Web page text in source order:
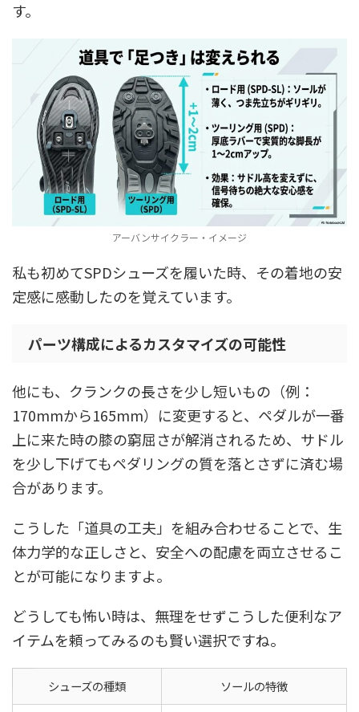
す。
アーバンサイクラー・イメージ
私も初めてSPDシューズを履いた時、その着地の安
定感に感動したのを覚えています。
パーツ構成によるカスタマイズの可能性
他にも、クランクの長さを少し短いもの（例：
170mmから165mm）に変更すると、ペダルが一番
上に来た時の膝の窮屈さが解消されるため、サドル
を少し下げてもペダリングの質を落とさずに済む場
合があります。
こうした「道具の工夫」を組み合わせることで、生
体力学的な正しさと、安全への配慮を両立させるこ
とが可能になりますよ。
どうしても怖い時は、無理をせずこうした便利なア
イテムを頼ってみるのも賢い選択ですね。
シューズの種類 ソールの特徴